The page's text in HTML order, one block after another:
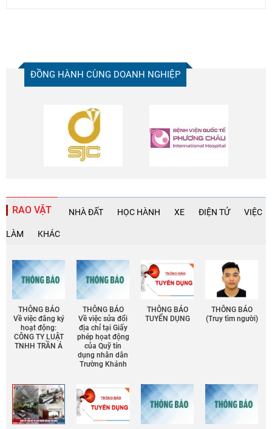
ĐỒNG HÀNH CÙNG DOANH NGHIỆP
RAO VẶT NHÀ ĐẤT HỌC HÀNH XE ĐIỆN TỬ VIỆC
LÀM KHÁC
THÔNG BÁO
Về việc đăng ký
hoạt động:
CÔNG TY LUẬT
TNHH TRẦN Á
THÔNG BÁO
Về việc sửa đổi
địa chỉ tại Giấy
phép họat động
của Quỹ tín
dụng nhân dân
Trường Khánh
THÔNG BÁO
TUYỂN DỤNG
THÔNG BÁO
(Truy tìm người)